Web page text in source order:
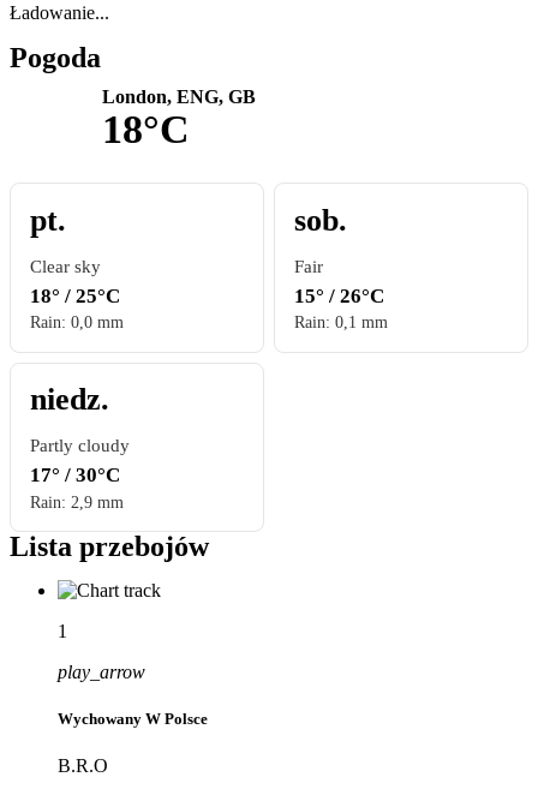
Ładowanie...
Pogoda
London, ENG, GB
18°C
pt.
Clear sky
18° / 25°C
Rain: 0,0 mm
sob.
Fair
15° / 26°C
Rain: 0,1 mm
niedz.
Partly cloudy
17° / 30°C
Rain: 2,9 mm
Lista przebojów
1
play_arrow
Wychowany W Polsce
B.R.O